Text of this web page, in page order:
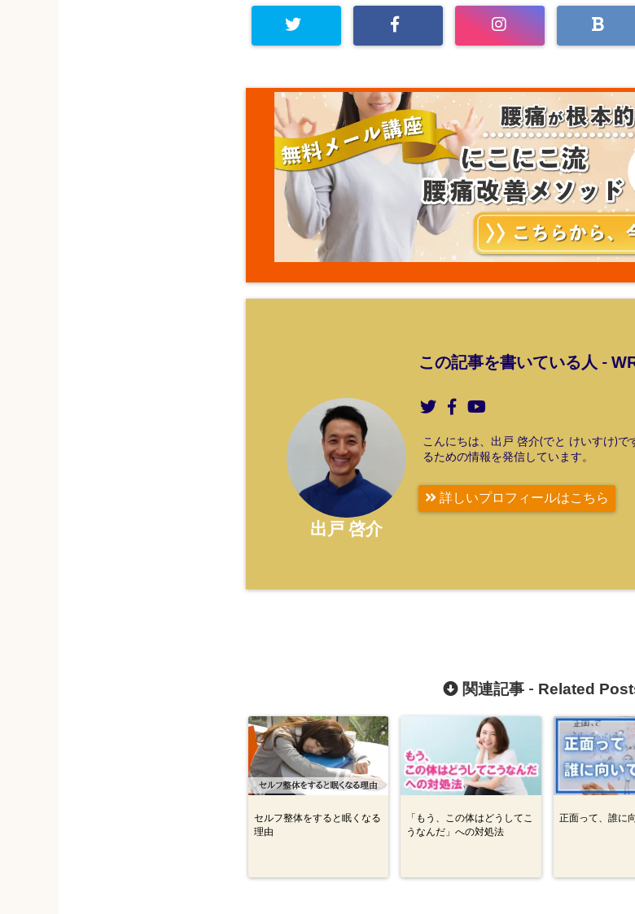
この記事を書いている人 -
出戸 啓介
こんにちは、出戸 啓介(でと けいすけ)
るための情報を発信しています。
詳しいプロフィールはこちら
関連記事 - Related
セルフ整体をすると眠くなる
理由
「もう、この体はどうしてこ
うなんだ」への対処法
正面って、誰に